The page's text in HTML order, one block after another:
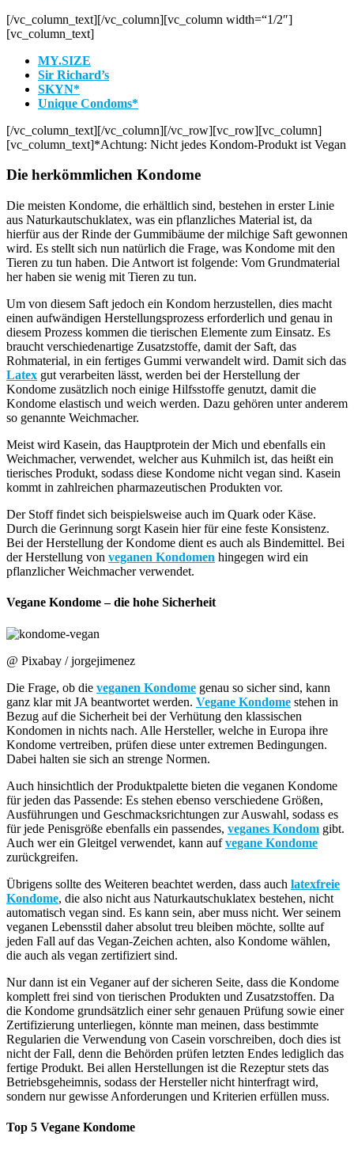
[/vc_column_text][/vc_column][vc_column width=“1/2″]
[vc_column_text]
MY.SIZE
Sir Richard’s
SKYN*
Unique Condoms*
[/vc_column_text][/vc_column][/vc_row][vc_row][vc_column]
[vc_column_text]*Achtung: Nicht jedes Kondom-Produkt ist Vegan
Die herkömmlichen Kondome
Die meisten Kondome, die erhältlich sind, bestehen in erster Linie
aus Naturkautschuklatex, was ein pflanzliches Material ist, da
hierfür aus der Rinde der Gummibäume der milchige Saft gewonnen
wird. Es stellt sich nun natürlich die Frage, was Kondome mit den
Tieren zu tun haben. Die Antwort ist folgende: Vom Grundmaterial
her haben sie wenig mit Tieren zu tun.
Um von diesem Saft jedoch ein Kondom herzustellen, dies macht
einen aufwändigen Herstellungsprozess erforderlich und genau in
diesem Prozess kommen die tierischen Elemente zum Einsatz. Es
braucht verschiedenartige Zusatzstoffe, damit der Saft, das
Rohmaterial, in ein fertiges Gummi verwandelt wird. Damit sich das
Latex gut verarbeiten lässt, werden bei der Herstellung der
Kondome zusätzlich noch einige Hilfsstoffe genutzt, damit die
Kondome elastisch und weich werden. Dazu gehören unter anderem
so genannte Weichmacher.
Meist wird Kasein, das Hauptprotein der Mich und ebenfalls ein
Weichmacher, verwendet, welcher aus Kuhmilch ist, das heißt ein
tierisches Produkt, sodass diese Kondome nicht vegan sind. Kasein
kommt in zahlreichen pharmazeutischen Produkten vor.
Der Stoff findet sich beispielsweise auch im Quark oder Käse.
Durch die Gerinnung sorgt Kasein hier für eine feste Konsistenz.
Bei der Herstellung der Kondome dient es auch als Bindemittel. Bei
der Herstellung von veganen Kondomen hingegen wird ein
pflanzlicher Weichmacher verwendet.
Vegane Kondome – die hohe Sicherheit
@ Pixabay / jorgejimenez
Die Frage, ob die veganen Kondome genau so sicher sind, kann
ganz klar mit JA beantwortet werden. Vegane Kondome stehen in
Bezug auf die Sicherheit bei der Verhütung den klassischen
Kondomen in nichts nach. Alle Hersteller, welche in Europa ihre
Kondome vertreiben, prüfen diese unter extremen Bedingungen.
Dabei halten sie sich an strenge Normen.
Auch hinsichtlich der Produktpalette bieten die veganen Kondome
für jeden das Passende: Es stehen ebenso verschiedene Größen,
Ausführungen und Geschmacksrichtungen zur Auswahl, sodass es
für jede Penisgröße ebenfalls ein passendes, veganes Kondom gibt.
Auch wer ein Gleitgel verwendet, kann aufvegane Kondome
zurückgreifen.
Übrigens sollte des Weiteren beachtet werden, dass auch latexfreie
Kondome, die also nicht aus Naturkautschuklatex bestehen, nicht
automatisch vegan sind. Es kann sein, aber muss nicht. Wer seinem
veganen Lebensstil daher absolut treu bleiben möchte, sollte auf
jeden Fall auf das Vegan-Zeichen achten, also Kondome wählen,
die auch als vegan zertifiziert sind.
Nur dann ist ein Veganer auf der sicheren Seite, dass die Kondome
komplett frei sind von tierischen Produkten und Zusatzstoffen. Da
die Kondome grundsätzlich einer sehr genauen Prüfung sowie einer
Zertifizierung unterliegen, könnte man meinen, dass bestimmte
Regularien die Verwendung von Casein vorschreiben, doch dies ist
nicht der Fall, denn die Behörden prüfen letzten Endes lediglich das
fertige Produkt. Bei allen Herstellungen ist die Rezeptur stets das
Betriebsgeheimnis, sodass der Hersteller nicht hinterfragt wird,
sondern nur gewisse Anforderungen und Kriterien erfüllen muss.
Top 5 Vegane Kondome